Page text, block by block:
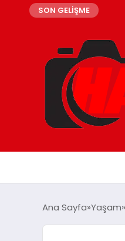
SON GELİŞME
Ana Sayfa Yaşam